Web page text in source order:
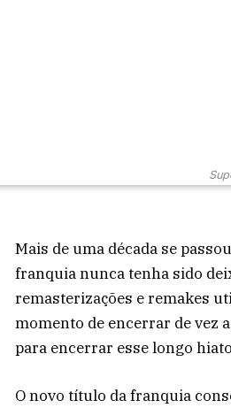
Mais de uma década se
franquia nunca tenha sido
remasterizações e remakes
momento de encerrar de vez
para encerrar esse longo
O novo título da franquia